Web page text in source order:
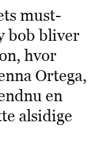
must-
bob bliver
hvor
Ortega,
en
alsidige